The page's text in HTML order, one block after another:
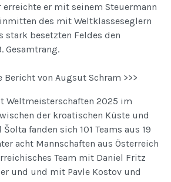
erreichte er mit seinem Steuermann
inmitten des mit Weltklasseseglern
stark besetzten Feldes den
Gesamtrang.
von Augsut Schram >>>
Weltmeisterschaften 2025 im
der kroatischen Küste und
fanden sich 101 Teams aus 19
acht Mannschaften aus Österreich
Team mit Daniel Fritz
und und mit Pavle Kostov und